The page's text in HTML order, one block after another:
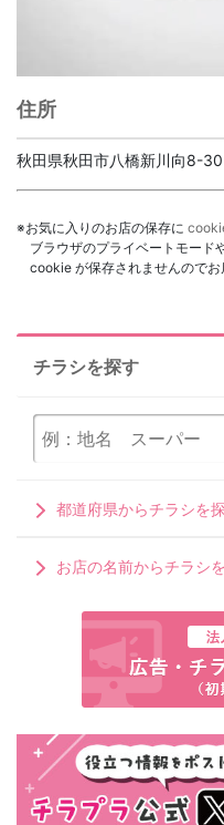
住所
秋田県秋田市八橋新川向8-30
※お気に入りのお店の保存に
ブラウザのプライベートモード
cookie が保存されませんのでお
チラシを探す
都道府県からチラシを
お店の名前からチラシ